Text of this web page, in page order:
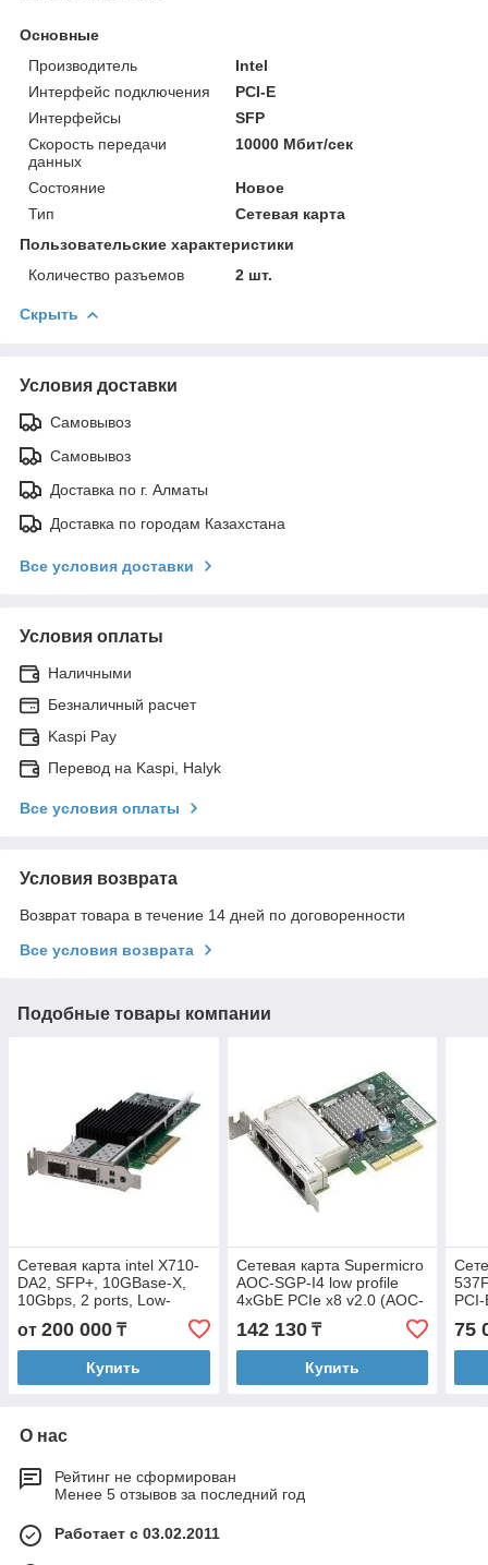
Основные
Производитель
Intel
Интерфейс подключения
PCI-E
Интерфейсы
SFP
Скорость передачи
данных
10000 Мбит/сек
Состояние
Новое
Тип
Сетевая карта
Пользовательские характеристики
Количество разъемов
2 шт.
Скрыть
Условия доставки
Самовывоз
Самовывоз
Доставка по г. Алматы
Доставка по городам Казахстана
Все условия доставки
Условия оплаты
Наличными
Безналичный расчет
Kaspi Pay
Перевод на Kaspi, Halyk
Все условия оплаты
Условия возврата
Возврат товара в течение 14 дней по договоренности
Все условия возврата
Подобные товары компании
Сетевая карта intel X710-
DA2, SFP+, 10GBase-X,
10Gbps, 2 ports, Low-
profile, PCIe 3.0 x8
от 200 000 ₸
Купить
Сетевая карта Supermicro
AOC-SGP-I4 low profile
4xGbE PCIe x8 v2.0 (AOC-
142 130₸
Купить
75
О нас
Рейтинг не сформирован
Менее 5 отзывов за последний год
Работает с 03.02.2011